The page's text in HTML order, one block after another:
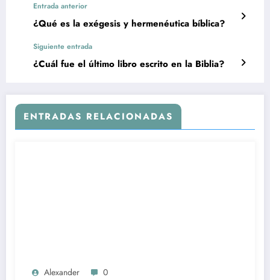
Entrada anterior
¿Qué es la exégesis y hermenéutica bíblica?
Siguiente entrada
¿Cuál fue el último libro escrito en la Biblia?
ENTRADAS RELACIONADAS
Alexander 0